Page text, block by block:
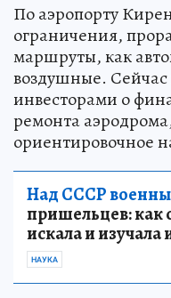
По аэропорту
ограничения,
маршруты, как
воздушные. Сейчас
инвесторами о
ремонта
ориентировочное
Над СССР
пришельцев: как
искала и
НАУКА